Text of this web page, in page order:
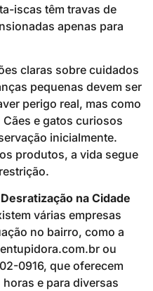
iscas têm travas de
apenas para
claras sobre cuidados
pequenas devem ser
perigo real, mas como
e gatos curiosos
inicialmente.
produtos, a vida segue
Desratização na Cidade
várias empresas
no bairro, como a
ou
0916, que oferecem
e para diversas